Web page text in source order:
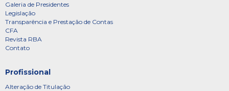
Galeria de Presidentes
Legislação
Transparência e Prestação de Contas
CFA
Revista RBA
Contato
Profissional
Alteração de Titulação